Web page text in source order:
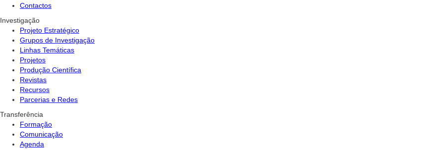
Contactos
Investigação
Projeto Estratégico
Grupos de Investigação
Linhas Temáticas
Projetos
Produção Científica
Revistas
Recursos
Parcerias e Redes
Transferência
Formação
Comunicação
Agenda